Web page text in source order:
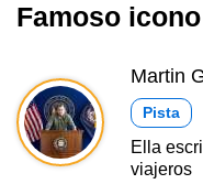
Famoso
Martin
Pista
Ella
viajeros